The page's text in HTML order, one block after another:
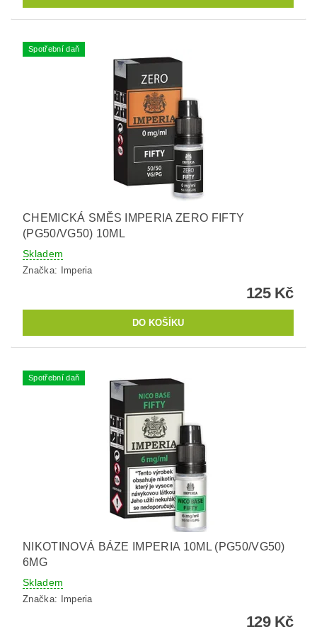
Spotřební daň
CHEMICKÁ SMĚS IMPERIA ZERO FIFTY
(PG50/VG50) 10ML
Skladem
Značka: Imperia
125 Kč
Spotřební daň
NIKOTINOVÁ BÁZE IMPERIA 10ML (PG50/VG50)
6MG
Skladem
Značka: Imperia
129 Kč